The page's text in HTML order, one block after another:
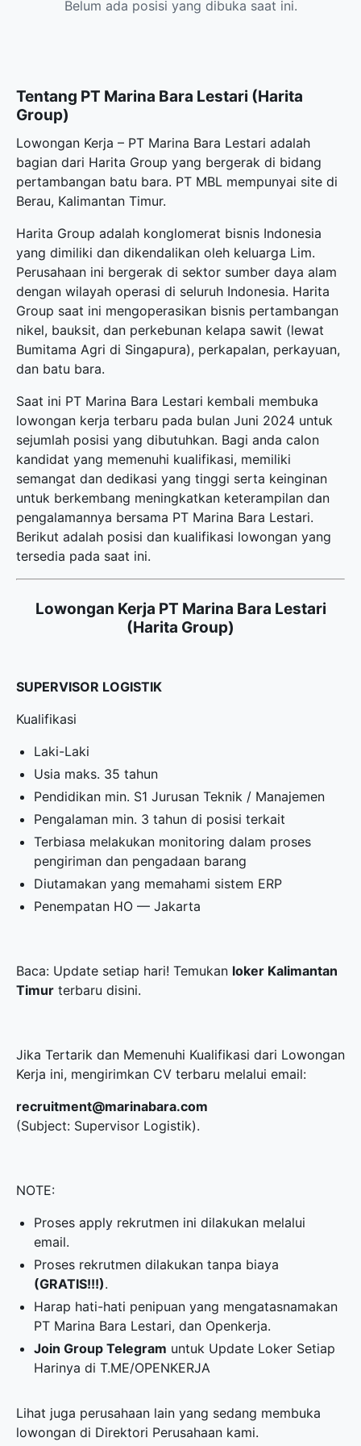
Belum ada posisi yang dibuka saat ini.
Tentang PT Marina Bara Lestari (Harita
Group)
Lowongan Kerja – PT Marina Bara Lestari adalah
bagian dari Harita Group yang bergerak di bidang
pertambangan batu bara. PT MBL mempunyai site di
Berau, Kalimantan Timur.
Harita Group adalah konglomerat bisnis Indonesia
yang dimiliki dan dikendalikan oleh keluarga Lim.
Perusahaan ini bergerak di sektor sumber daya alam
dengan wilayah operasi di seluruh Indonesia. Harita
Group saat ini mengoperasikan bisnis pertambangan
nikel, bauksit, dan perkebunan kelapa sawit (lewat
Bumitama Agri di Singapura), perkapalan, perkayuan,
dan batu bara.
Saat ini PT Marina Bara Lestari kembali membuka
lowongan kerja terbaru pada bulan Juni 2024 untuk
sejumlah posisi yang dibutuhkan. Bagi anda calon
kandidat yang memenuhi kualifikasi, memiliki
semangat dan dedikasi yang tinggi serta keinginan
untuk berkembang meningkatkan keterampilan dan
pengalamannya bersama PT Marina Bara Lestari.
Berikut adalah posisi dan kualifikasi lowongan yang
tersedia pada saat ini.
Lowongan Kerja PT Marina Bara Lestari
(Harita Group)
SUPERVISOR LOGISTIK
Kualifikasi
Laki-Laki
Usia maks. 35 tahun
Pendidikan min. S1 Jurusan Teknik / Manajemen
Pengalaman min. 3 tahun di posisi terkait
Terbiasa melakukan monitoring dalam proses
pengiriman dan pengadaan barang
Diutamakan yang memahami sistem ERP
Penempatan HO — Jakarta
Baca: Update setiap hari! Temukan loker Kalimantan
Timur terbaru disini.
Jika Tertarik dan Memenuhi Kualifikasi dari Lowongan
Kerja ini, mengirimkan CV terbaru melalui email:
recruitment@marinabara.com
(Subject: Supervisor Logistik).
NOTE:
Proses apply rekrutmen ini dilakukan melalui
email.
Proses rekrutmen dilakukan tanpa biaya
(GRATIS!!!).
Harap hati-hati penipuan yang mengatasnamakan
PT Marina Bara Lestari, dan Openkerja.
Join Group Telegram untuk Update Loker Setiap
Harinya diT.ME/OPENKERJA
Lihat juga perusahaan lain yang sedang membuka
lowongan di Direktori Perusahaan kami.